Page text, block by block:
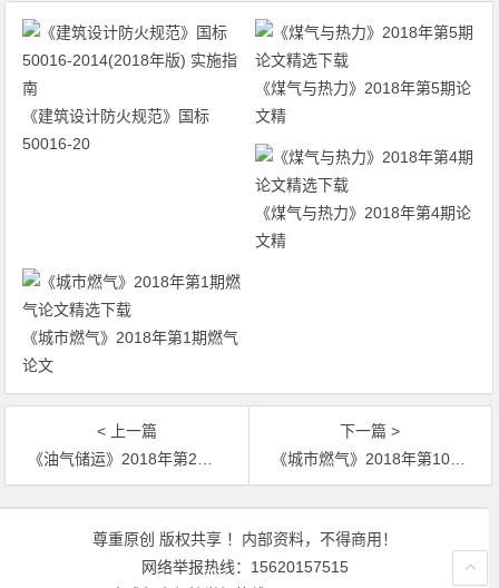
《建筑设计防火规范》国标
50016-20
《煤气与热力》2018年第5期论
文精
《煤气与热力》2018年第4期论
文精
《城市燃气》2018年第1期燃气
论文
< 上一篇
《油气储运》2018年第2期专业论文下载
下一篇 >
《城市燃气》2018年第10期燃气论文精选下载
文章导航
尊重原创 版权共享 ！内部资料，不得商用！
网络举报热线：15620157515